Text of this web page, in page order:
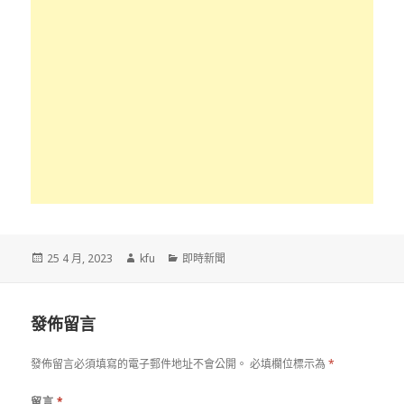
發
25 4 月, 2023
作
kfu
分
即時新聞
發佈留言
發佈留言必須填寫的電子郵件地址不會公開。 必填欄位標示為*